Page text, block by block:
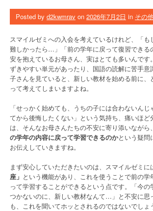
Posted by d2kwmrav on 2026年7月2日 in その
スマイルゼミへの入会を考えているけれど、「
難しかったら…」「前の学年に戻って復習でき
安を抱えているお母さん、実はとても多いんです
ずきやすい単元があったり、国語の読解に苦手意
子さんを見ていると、新しい教材を始める前に、
って考えてしまいますよね。
「せっかく始めても、うちの子には合わないん
てから後悔したくない」という気持ち、痛いほど
は、そんなお母さんたちの不安に寄り添いながら
の学年の内容に戻って学習できるのかという疑問
お伝えしていきますね。
まず安心していただきたいのは、スマイルゼミに
座」 という機能があり、これを使うことで前の
って学習することができるという点です。「今
つかないのに、新しい教材なんて…」と不安に思
も、これを聞いてホッとされるのではないでしょ